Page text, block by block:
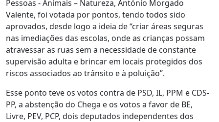
Pessoas - Animais – Natureza, António Morgado
Valente, foi votada por pontos, tendo todos sido
aprovados, desde logo a ideia de “criar áreas seguras
nas imediações das escolas, onde as crianças possam
atravessar as ruas sem a necessidade de constante
supervisão adulta e brincar em locais protegidos dos
riscos associados ao trânsito e à poluição”.
Esse ponto teve os votos contra de PSD, IL, PPM e CDS-
PP, a abstenção do Chega e os votos a favor de BE,
Livre, PEV, PCP, dois deputados independentes dos